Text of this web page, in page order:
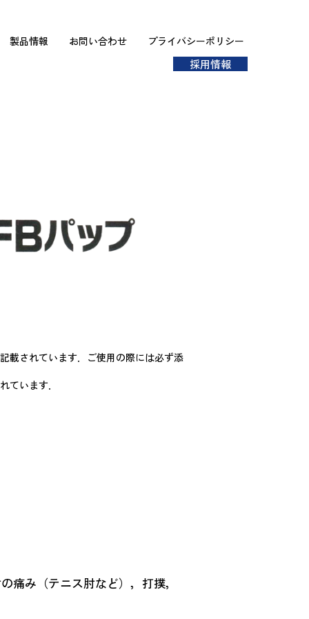
製品情報 お問い合わせ プライバシーポリシー
採用情報
載されています．ご使用の際には必ず添
ています．
み（テニス肘など），打撲，